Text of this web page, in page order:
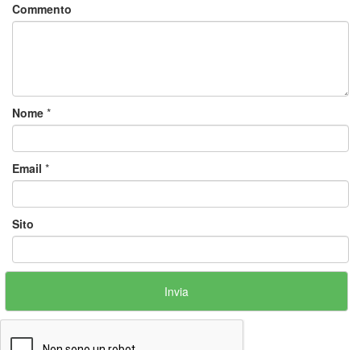
Commento
Nome *
Email *
Sito